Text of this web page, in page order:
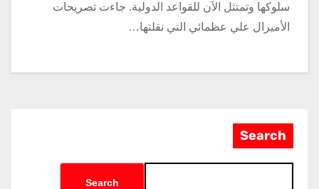
سلوكها وتمتثل الآن للقواعد الدولية. جاءت تصريحات
الأميرال علي عظمائي التي نقلتها…
Search
Search